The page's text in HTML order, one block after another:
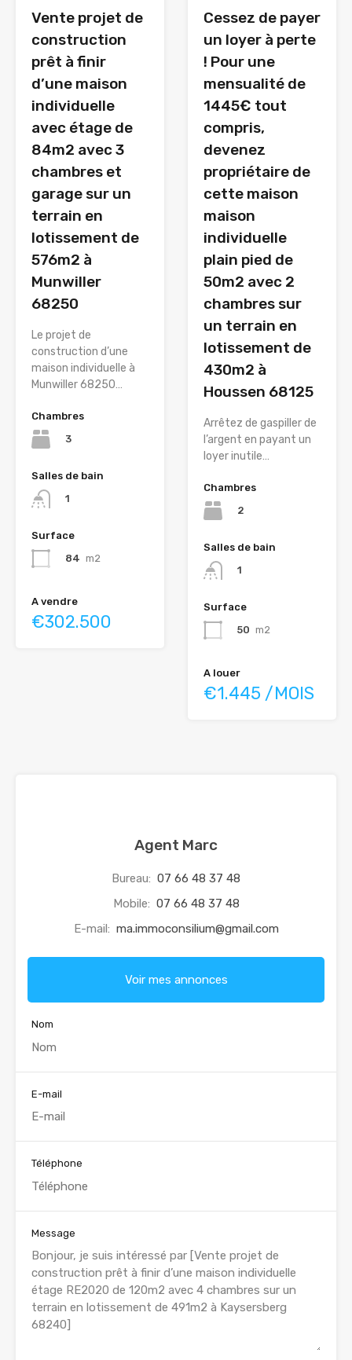
Vente projet de
construction
prêt à finir
d’une maison
individuelle
avec étage de
84m2 avec 3
chambres et
garage sur un
terrain en
lotissement de
576m2 à
Munwiller
68250
Le projet de
construction d’une
maison individuelle à
Munwiller 68250…
Chambres
3
Salles de bain
1
Surface
84 m2
A vendre
€302.500
Cessez de payer
un loyer à perte
! Pour une
mensualité de
1445€ tout
compris,
devenez
propriétaire de
cette maison
maison
individuelle
plain pied de
50m2 avec 2
chambres sur
un terrain en
lotissement de
430m2 à
Houssen 68125
Arrêtez de gaspiller de
l’argent en payant un
loyer inutile…
Chambres
2
Salles de bain
1
Surface
50 m2
A louer
€1.445 /MOIS
Agent Marc
Bureau: 07 66 48 37 48
Mobile: 07 66 48 37 48
E-mail: ma.immoconsilium@gmail.com
Voir mes annonces
Nom
E-mail
Téléphone
Message